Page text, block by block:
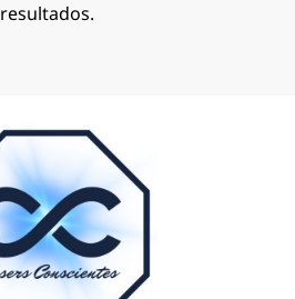
resultados.